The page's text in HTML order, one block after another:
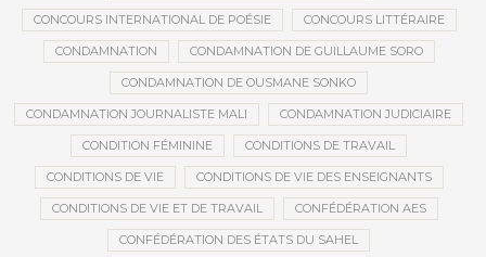
CONCOURS INTERNATIONAL DE POÉSIE CONCOURS LITTÉRAIRE
CONDAMNATION CONDAMNATION DE GUILLAUME SORO
CONDAMNATION DE OUSMANE SONKO
CONDAMNATION JOURNALISTE MALI CONDAMNATION JUDICIAIRE
CONDITION FÉMININE CONDITIONS DE TRAVAIL
CONDITIONS DE VIE CONDITIONS DE VIE DES ENSEIGNANTS
CONDITIONS DE VIE ET DE TRAVAIL CONFÉDÉRATION AES
CONFÉDÉRATION DES ÉTATS DU SAHEL